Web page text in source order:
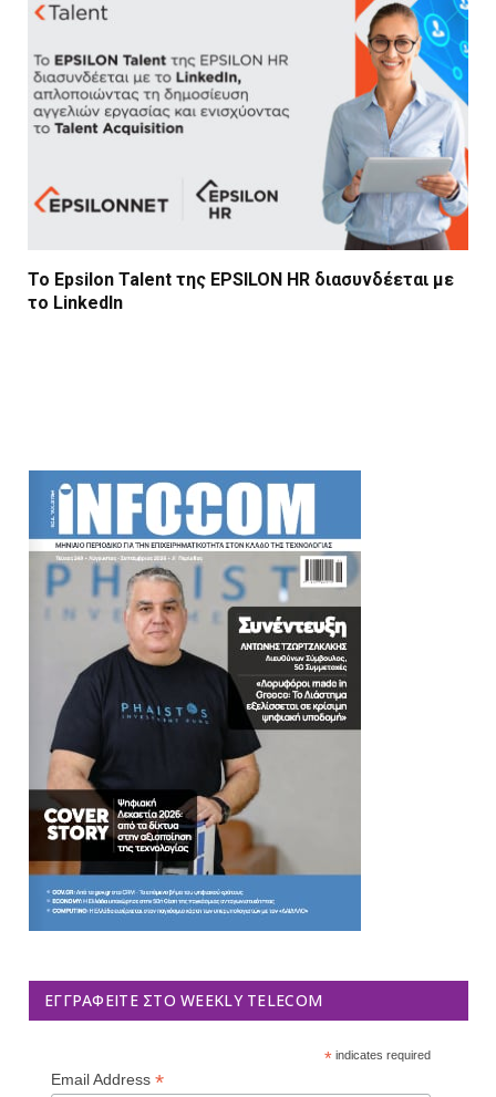
Το Epsilon Talent της EPSILON HR διασυνδέεται με
το LinkedIn
ΕΓΓΡΑΦΕΊΤΕ ΣΤΟ WEEKLY TELECOM
*indicates required
Email Address *